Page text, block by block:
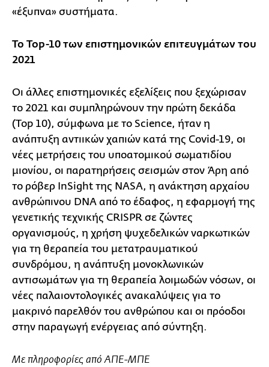
«έξυπνα» συστήματα.
Το Top-10 των επιστημονικών επιτευγμάτων του
2021
Οι άλλες επιστημονικές εξελίξεις που ξεχώρισαν
το 2021 και συμπληρώνουν την πρώτη δεκάδα
(Top 10), σύμφωνα με το Science, ήταν η
ανάπτυξη αντιικών χαπιών κατά της Covid-19, οι
νέες μετρήσεις του υποατομικού σωματιδίου
μιονίου, οι παρατηρήσεις σεισμών στον Άρη από
το ρόβερ InSight της NASA, η ανάκτηση αρχαίου
ανθρώπινου DNA από το έδαφος, η εφαρμογή της
γενετικής τεχνικής CRISPR σε ζώντες
οργανισμούς, η χρήση ψυχεδελικών ναρκωτικών
για τη θεραπεία του μετατραυματικού
συνδρόμου, η ανάπτυξη μονοκλωνικών
αντισωμάτων για τη θεραπεία λοιμωδών νόσων, οι
νέες παλαιοντολογικές ανακαλύψεις για το
μακρινό παρελθόν του ανθρώπου και οι πρόοδοι
στην παραγωγή ενέργειας από σύντηξη.
Με πληροφορίες από ΑΠΕ-ΜΠΕ